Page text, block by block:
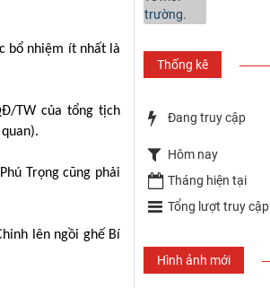
bổ nhiệm ít nhất là
TW của tổng tịch
Trọng cũng phải
lên ngồi ghế Bí
Thống kê
Đang truy cập
Hôm nay
Tháng hiện tại
Tổng lượt truy cập
Hình ảnh mới